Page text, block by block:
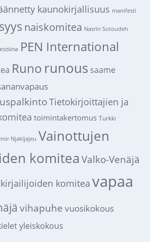
kaunokirjallisuus manifesti
naiskomitea Nasrin Sotoudeh
PEN International
Runo runous saame
Tietokirjoittajien ja
toimintakertomus Turkki
Njakljajeu Vainottujen
komitea Valko-Venäjä
komitea vapaa
vihapuhe vuosikokous
yleiskokous